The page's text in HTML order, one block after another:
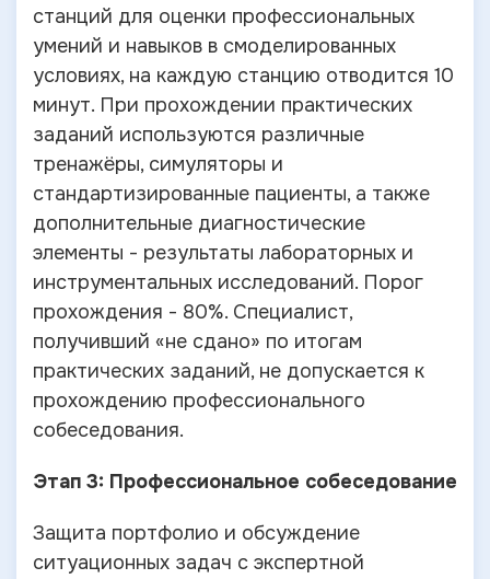
станций для оценки профессиональных
умений и навыков в смоделированных
условиях, на каждую станцию отводится 10
минут. При прохождении практических
заданий используются различные
тренажёры, симуляторы и
стандартизированные пациенты, а также
дополнительные диагностические
элементы - результаты лабораторных и
инструментальных исследований. Порог
прохождения - 80%. Специалист,
получивший «не сдано» по итогам
практических заданий, не допускается к
прохождению профессионального
собеседования.
Этап 3: Профессиональное собеседование
Защита портфолио и обсуждение
ситуационных задач с экспертной